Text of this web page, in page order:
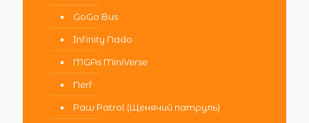
GoGo Bus
Infinity Nado
MGAs MiniVerse
Nerf
Paw Patrol (Щенячий патруль)